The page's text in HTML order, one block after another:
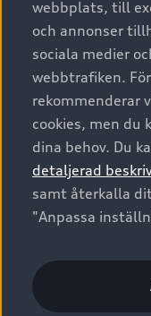
SUV
Avant
Audi Sport
Begagnade bilar i
Audi approved
Finansiering
Audi exclusive
Provkörning
Audi digital services
Originaltillbehör -
Garantier
Försäkring
Digitala manualer
Audi Collection –
Vanliga frågor
2G/3G nätet
Tjänstebil
Business lease
Företagsleasing
Om Audi
Kontakta oss
Audi
myAudi
Pressmeddelanden
Nyhetsbrev
Vårt
© 2026 AUDI
Utgivare Juridiskt
Juridiskt Audi Digital
Anpassa
Visselblåsarkanaler
webbplats, till
och annonser
sociala medier
webbtrafiken.
rekommenderar
cookies, men du
dina behov. Du
detaljerad
samt återkalla
"Anpassa